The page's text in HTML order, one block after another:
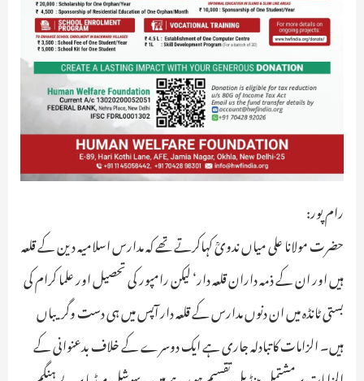
رام پور:
حضرت مولانا علی میاں ندویؒ کہاکرتے تھے کہ مدارس اسلامیہ دین کے قلعہ
ہیں اور ان کے ذمہ داران قلعہ دار‘ لیکن رامپور کی تحصیل اور علما کرام کی
بستی ٹانڈہ میں ان دنوں مدارس کے قلعہ دار آپس میں ہی دست وگریباں
ہیں۔ الزامات کاتبادلہ جاری ہے ایک دوسرے کے خلاف بدعنوانی کے